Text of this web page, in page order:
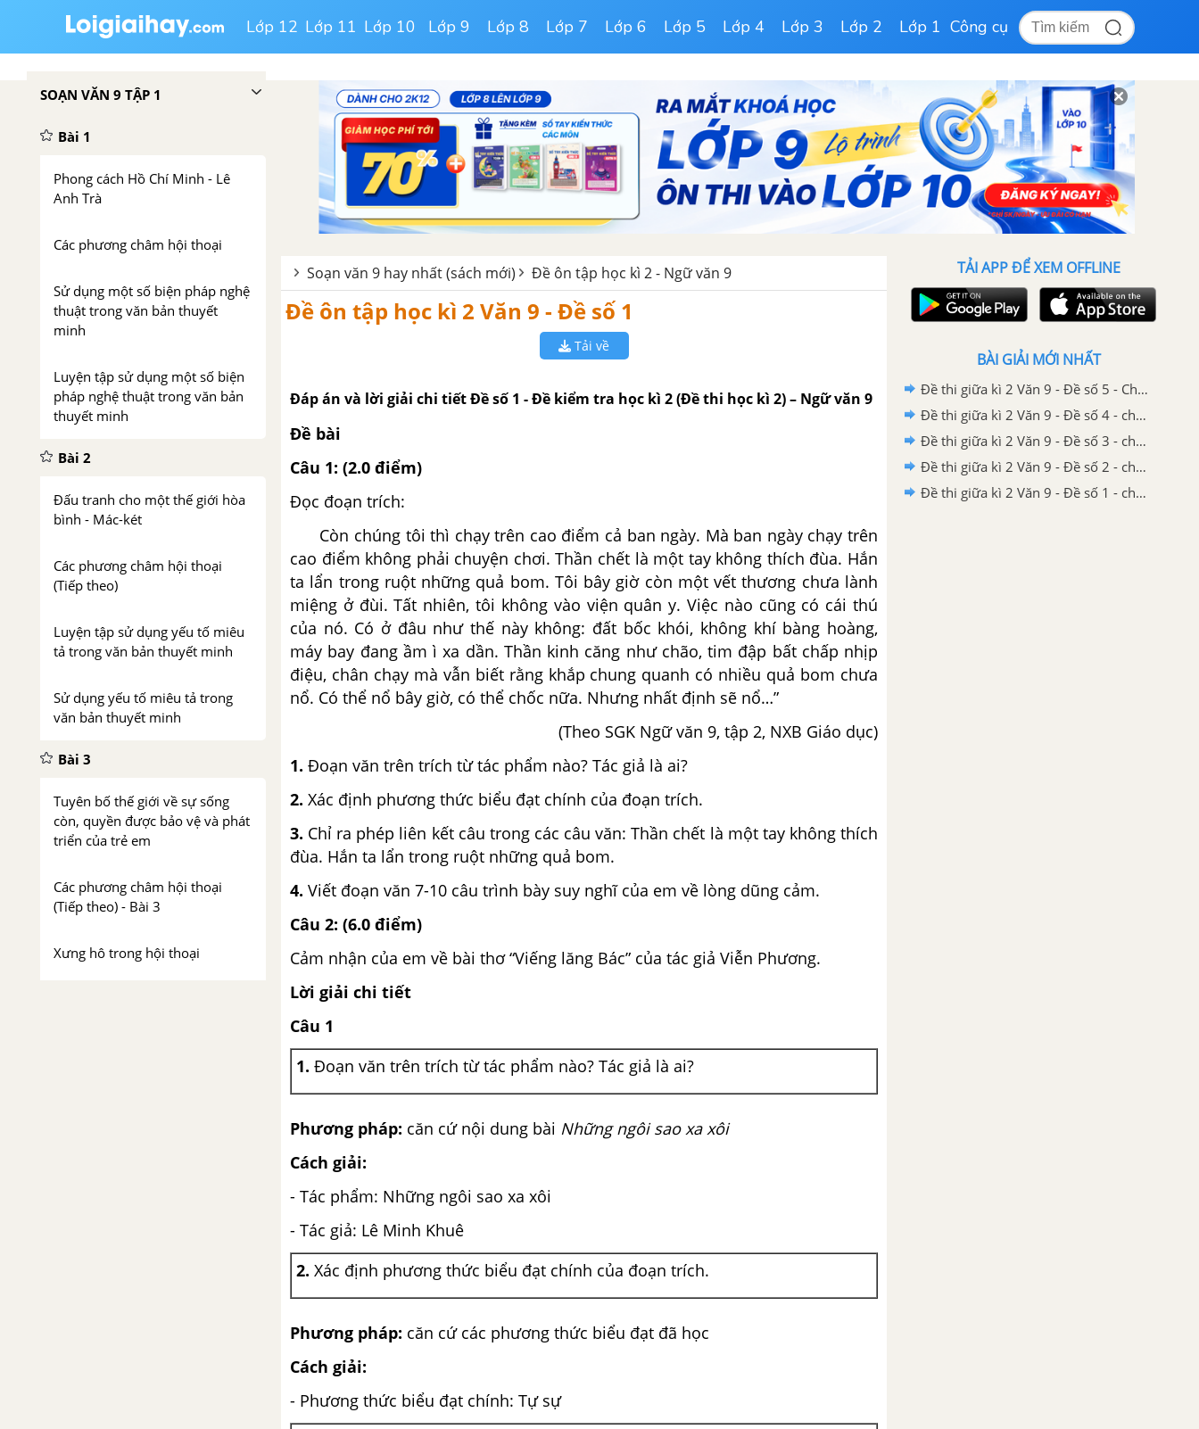
Lớp 12 Lớp 11 Lớp 10 Lớp 9 Lớp 8 Lớp 7 Lớp 6 Lớp 5 Lớp 4 Lớp 3 Lớp 2 Lớp 1 Công cụ
SOẠN VĂN 9 TẬP 1
Bài 1
Phong cách Hồ Chí Minh - Lê
Anh Trà
Các phương châm hội thoại
Sử dụng một số biện pháp nghệ
thuật trong văn bản thuyết
minh
Luyện tập sử dụng một số biện
pháp nghệ thuật trong văn bản
thuyết minh
Bài 2
Đấu tranh cho một thế giới hòa
bình - Mác-két
Các phương châm hội thoại
(Tiếp theo)
Luyện tập sử dụng yếu tố miêu
tả trong văn bản thuyết minh
Sử dụng yếu tố miêu tả trong
văn bản thuyết minh
Bài 3
Tuyên bố thế giới về sự sống
còn, quyền được bảo vệ và phát
triển của trẻ em
Các phương châm hội thoại
(Tiếp theo) - Bài 3
Xưng hô trong hội thoại
Soạn văn 9 hay nhất (sách mới) Đề ôn tập học kì 2 - Ngữ văn 9
Đề ôn tập học kì 2 Văn 9 - Đề số 1
Tải về
Đáp án và lời giải chi tiết Đề số 1 - Đề kiểm tra học kì 2 (Đề thi học kì 2) – Ngữ văn 9
Đề bài
Câu 1: (2.0 điểm)
Đọc đoạn trích:
Còn chúng tôi thì chạy trên cao điểm cả ban ngày. Mà ban ngày chạy trên
cao điểm không phải chuyện chơi. Thần chết là một tay không thích đùa. Hắn
ta lẩn trong ruột những quả bom. Tôi bây giờ còn một vết thương chưa lành
miệng ở đùi. Tất nhiên, tôi không vào viện quân y. Việc nào cũng có cái thú
của nó. Có ở đâu như thế này không: đất bốc khói, không khí bàng hoàng,
máy bay đang ầm ì xa dần. Thần kinh căng như chão, tim đập bất chấp nhịp
điệu, chân chạy mà vẫn biết rằng khắp chung quanh có nhiều quả bom chưa
nổ. Có thể nổ bây giờ, có thể chốc nữa. Nhưng nhất định sẽ nổ…”
(Theo SGK Ngữ văn 9, tập 2, NXB Giáo dục)
1. Đoạn văn trên trích từ tác phẩm nào? Tác giả là ai?
2. Xác định phương thức biểu đạt chính của đoạn trích.
3. Chỉ ra phép liên kết câu trong các câu văn: Thần chết là một tay không thích
đùa. Hắn ta lẩn trong ruột những quả bom.
4. Viết đoạn văn 7-10 câu trình bày suy nghĩ của em về lòng dũng cảm.
Câu 2: (6.0 điểm)
Cảm nhận của em về bài thơ “Viếng lăng Bác” của tác giả Viễn Phương.
Lời giải chi tiết
Câu 1
1. Đoạn văn trên trích từ tác phẩm nào? Tác giả là ai?
Phương pháp: căn cứ nội dung bài Những ngôi sao xa xôi
Cách giải:
- Tác phẩm: Những ngôi sao xa xôi
- Tác giả: Lê Minh Khuê
2. Xác định phương thức biểu đạt chính của đoạn trích.
Phương pháp: căn cứ các phương thức biểu đạt đã học
Cách giải:
- Phương thức biểu đạt chính: Tự sự
TẢI APP ĐỂ XEM OFFLINE
BÀI GIẢI MỚI NHẤT
Đề thi giữa kì 2 Văn 9 - Đề số 5 - Chương trình cũ
Đề thi giữa kì 2 Văn 9 - Đề số 4 - chương trình cũ
Đề thi giữa kì 2 Văn 9 - Đề số 3 - chương trình cũ
Đề thi giữa kì 2 Văn 9 - Đề số 2 - chương trình cũ
Đề thi giữa kì 2 Văn 9 - Đề số 1 - chương trình cũ